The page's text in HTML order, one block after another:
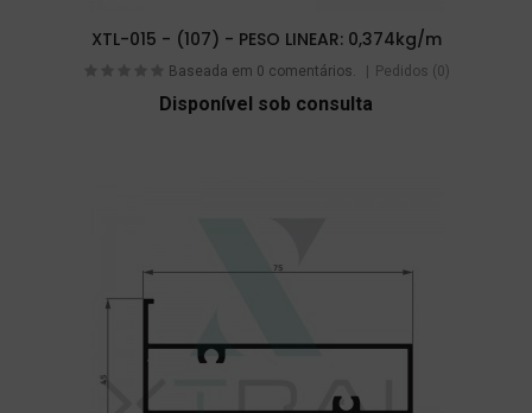
XTL-015 - (107) - PESO LINEAR: 0,374kg/m
Baseada em 0 comentários. Pedidos (0)
Disponível sob consulta